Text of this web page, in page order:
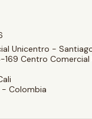
Unicentro -
Centro Comercial
- Colombia